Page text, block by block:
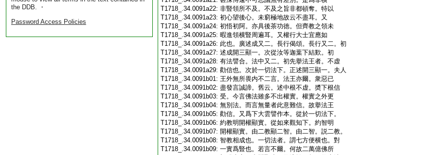
the DDB. ・
Password Access Policies
T1718_.34.0091a22: 非豎領所不及。不及之旨非都頓奪。特以
T1718_.34.0091a23: 初心望後心。未窮極地故云不盡耳。又
T1718_.34.0091a24: 初悟初阿。亦具後茶功徳。但齊教之領未
T1718_.34.0091a25: 暇進領横豎周遍耳。又權行大士宜應如
T1718_.34.0091a26: 此也。廣述成又二。長行偈頌。長行又二。初
T1718_.34.0091a27: 述成開三顯一。次從汝等迦葉下結歎。初
T1718_.34.0091a28: 有法譬合。法中又二。初先擧法王者。不虚
T1718_.34.0091a29: 勸信也。次於一切法下。正述開三顯一。夫人
T1718_.34.0091b01: 王外無所畏内不二言。法王亦爾。衆惡已
T1718_.34.0091b02: 盡發言誠諦。舊云。述中根不虚。奬下根信
T1718_.34.0091b03: 受。今言佛法雖多不出權實。權實之外更
T1718_.34.0091b04: 無別法。而言無量者此意難信。故擧法王
T1718_.34.0091b05: 勸信。又爲下大雲譬作本。從於一切法下。
T1718_.34.0091b06: 約教明開權顯實。從如來觀知下。約智明
T1718_.34.0091b07: 開權顯實。由二教顯二智。由二智。説二教。
T1718_.34.0091b08: 智教相成也。一切法者。謂七方便横也。對
T1718_.34.0091b09: 一實爲豎也。若言不爾。何故二萬億佛所